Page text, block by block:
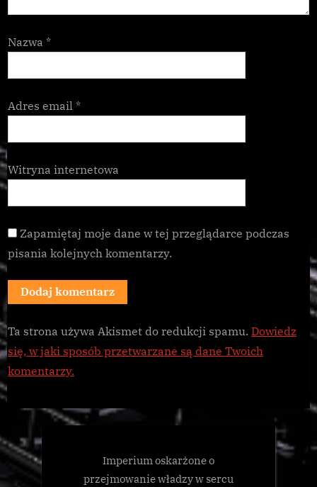
Nazwa *
Adres email *
Witryna internetowa
Zapamiętaj moje dane w tej przeglądarce podczas
pisania kolejnych komentarzy.
Ta strona używa Akismet do redukcji spamu. Dowiedz
się, w jaki sposób przetwarzane są dane Twoich
komentarzy.
Imperium oskarżone o
przejmowanie władzy w sercu